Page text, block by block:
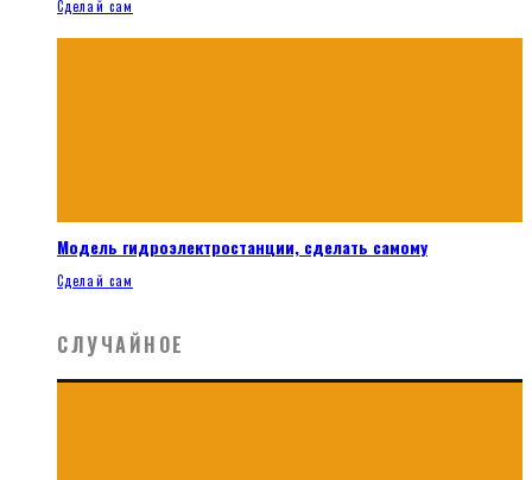
Сделай сам
Модель гидроэлектростанции, сделать самому
Сделай сам
СЛУЧАЙНОЕ